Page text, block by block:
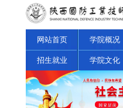
网站首页 学院概况
招生就业 学院文化